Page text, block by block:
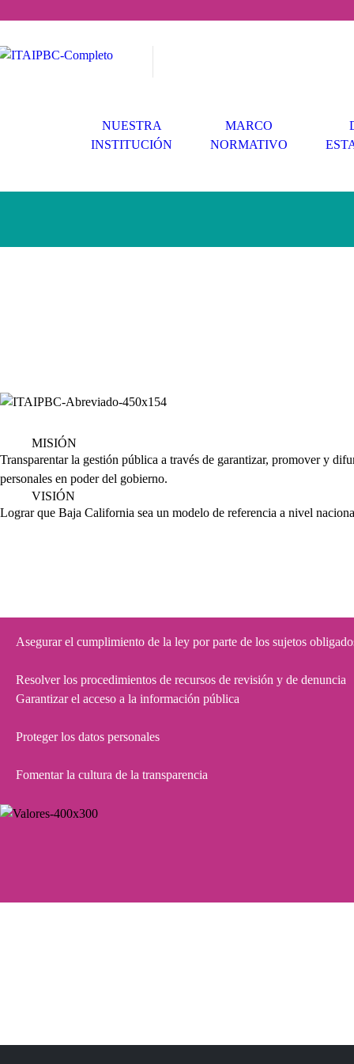
NUESTRA
INSTITUCIÓN
MARCO
NORMATIVO
MISIÓN
Transparentar la gestión pública a través de garantizar, promover y
personales en poder del gobierno.
VISIÓN
Lograr que Baja California sea un modelo de referencia a nivel
Asegurar el cumplimiento de la ley por parte de los sujetos
Resolver los procedimientos de recursos de revisión y de denuncia
Garantizar el acceso a la información pública
Proteger los datos personales
Fomentar la cultura de la transparencia